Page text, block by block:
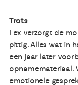
Trots
Lex verzorgt de
pittig. Alles wat in
een jaar later
opnamemateriaal.
emotionele